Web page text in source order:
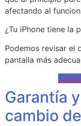
afectando al
¿Tu iPhone tiene la
Podemos revisar el
pantalla más
Garantía
cambio